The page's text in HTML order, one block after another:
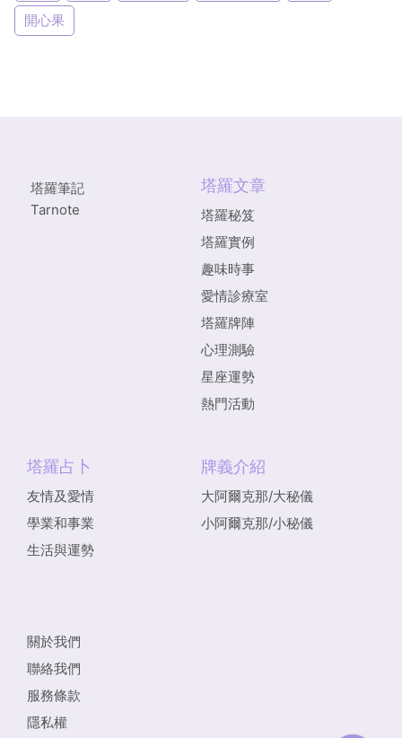
開心果
塔羅筆記
Tarnote
塔羅文章
塔羅秘笈
塔羅實例
趣味時事
愛情診療室
塔羅牌陣
心理測驗
星座運勢
熱門活動
塔羅占卜
友情及愛情
學業和事業
生活與運勢
牌義介紹
大阿爾克那/大秘儀
小阿爾克那/小秘儀
關於我們
聯絡我們
服務條款
隱私權